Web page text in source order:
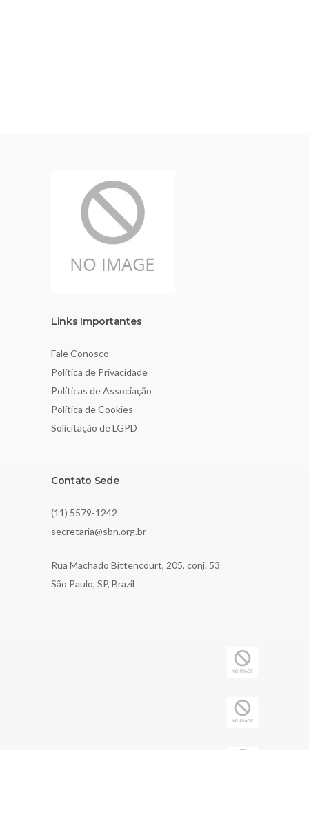
Links Importantes
Fale Conosco
Política de Privacidade
Políticas de Associação
Política de Cookies
Solicitação de LGPD
Contato Sede
(11) 5579-1242
secretaria@sbn.org.br
Rua Machado Bittencourt, 205, conj. 53
São Paulo, SP, Brazil